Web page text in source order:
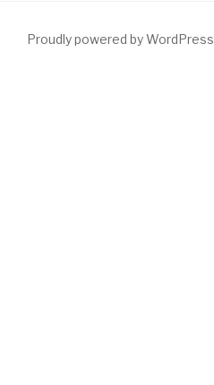
Proudly powered by WordPress